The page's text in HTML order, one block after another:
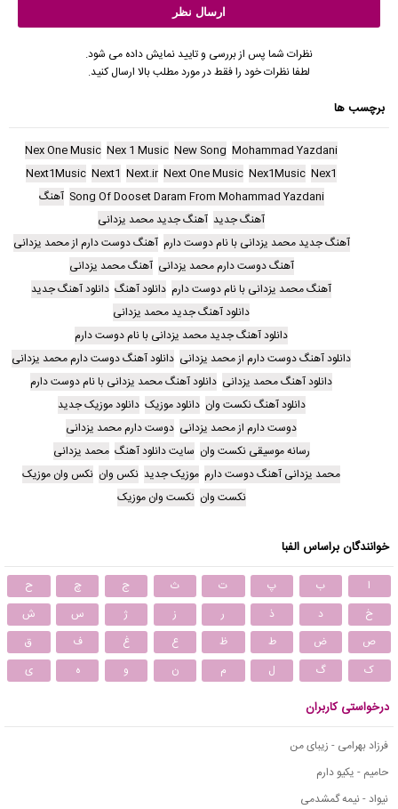
نظرات شما پس از بررسی و تایید نمایش داده می شود.
لطفا نظرات خود را فقط در مورد مطلب بالا ارسال کنید.
برچسب ها
Mohammad Yazdani
New Song
Nex 1 Music
Nex One Music
Nex1
Nex1Music
Next One Music
Next.ir
Next1
Next1Music
Song Of Dooset Daram From Mohammad Yazdani آهنگ
آهنگ جدید آهنگ جدید محمد یزدانی
آهنگ جدید محمد یزدانی با نام دوست دارم آهنگ دوست دارم از محمد یزدانی
آهنگ دوست دارم محمد یزدانی آهنگ محمد یزدانی
آهنگ محمد یزدانی با نام دوست دارم دانلود آهنگ دانلود آهنگ جدید
دانلود آهنگ جدید محمد یزدانی
دانلود آهنگ جدید محمد یزدانی با نام دوست دارم
دانلود آهنگ دوست دارم از محمد یزدانی دانلود آهنگ دوست دارم محمد یزدانی
دانلود آهنگ محمد یزدانی دانلود آهنگ محمد یزدانی با نام دوست دارم
دانلود آهنگ نکست وان دانلود موزیک دانلود موزیک جدید
دوست دارم از محمد یزدانی دوست دارم محمد یزدانی
رسانه موسیقی نکست وان سایت دانلود آهنگ محمد یزدانی
محمد یزدانی آهنگ دوست دارم موزیک جدید نکس وان نکس وان موزیک
نکست وان نکست وان موزیک
خوانندگان براساس الفبا
ا ب پ ت ث ج چ
ح
خ
د ذ ر ز ژ س
ش
ص
ض ط ظ ع غ ف
ق
ک
گ ل م ن و ه ی
درخواستی کاربران
فرزاد بهرامی - زیبای من
حامیم - یکیو دارم
نیواد - نیمه گمشدمی